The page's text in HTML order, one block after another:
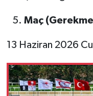
Maç
13 Haziran 2026